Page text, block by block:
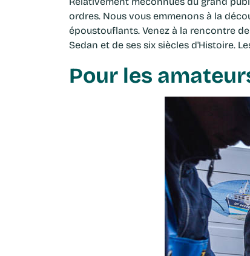
ordres. Nous vous emmenons à la
époustouflants. Venez à la rencontre
Sedan et de ses six siècles d'Histoire.
Pour les